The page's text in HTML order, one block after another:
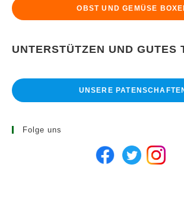
OBST UND GEMÜSE
UNTERSTÜTZEN UND GUTES
UNSERE
Folge uns